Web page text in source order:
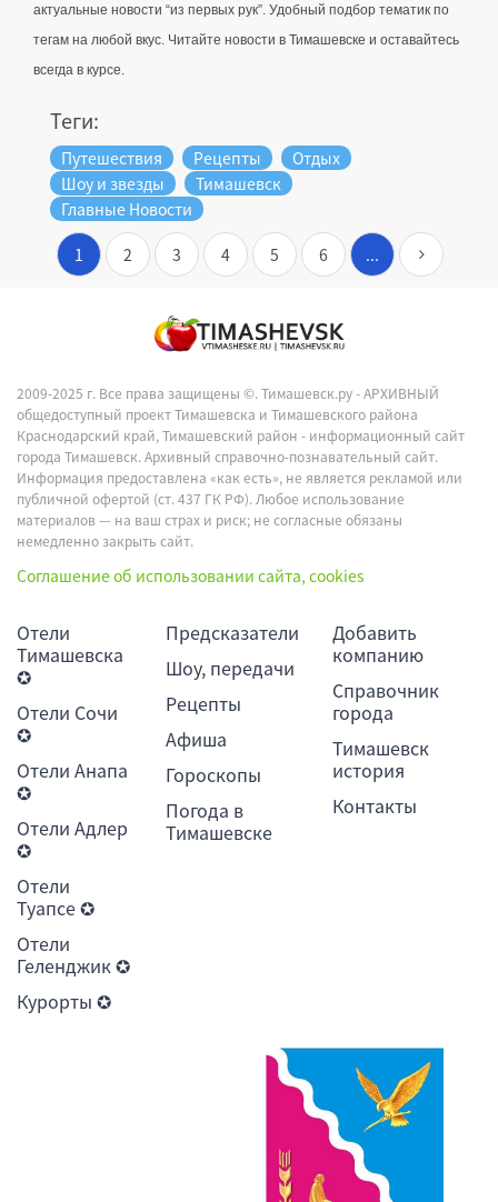
актуальные новости “из первых рук”. Удобный подбор тематик по
тегам на любой вкус. Читайте новости в Тимашевске и оставайтесь
всегда в курсе.
Теги:
Путешествия Рецепты
Отдых
Шоу и звезды
Тимашевск
Главные Новости
1 2 3 4 5 6 ...
2009-2025 г. Все права защищены ©.Тимашевск.ру - АРХИВНЫЙ
общедоступный проект Тимашевска и Тимашевского района
Краснодарский край, Тимашевский район - информационный сайт
города Тимашевск. Архивный справочно-познавательный сайт.
Информация предоставлена «как есть», не является рекламой или
публичной офертой (ст. 437 ГК РФ). Любое использование
материалов — на ваш страх и риск; не согласные обязаны
немедленно закрыть сайт.
Соглашение об использовании сайта, cookies
Отели
Тимашевска
✪
Отели Сочи
✪
Отели Анапа
✪
Отели Адлер
✪
Отели
Туапсе ✪
Отели
Геленджик ✪
Курорты ✪
Предсказатели
Шоу, передачи
Рецепты
Афиша
Гороскопы
Погода в
Тимашевске
Добавить
компанию
Справочник
города
Тимашевск
история
Контакты